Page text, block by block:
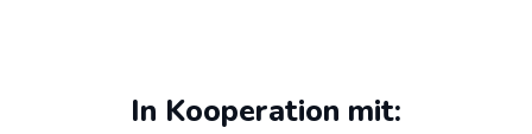
In Kooperation mit: